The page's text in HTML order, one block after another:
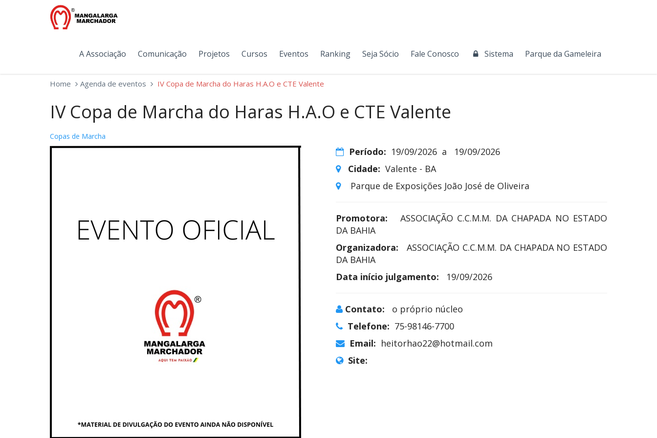
A Associação Comunicação Projetos Cursos Eventos Ranking Seja Sócio Fale Conosco Sistema Parque da Gameleira
Home Agenda de eventos IV Copa de Marcha do Haras H.A.O e CTE Valente
IV Copa de Marcha do Haras H.A.O e CTE Valente
Copas de Marcha
Período: 19/09/2026 a 19/09/2026
Cidade: Valente - BA
Parque de Exposições João José de Oliveira
Promotora:
ASSOCIAÇÃO C.C.M.M. DA CHAPADA NO ESTADO
DA BAHIA
Organizadora:
ASSOCIAÇÃO C.C.M.M. DA CHAPADA NO ESTADO
DA BAHIA
Data início julgamento:
19/09/2026
Contato:
o próprio núcleo
Telefone: 75-98146-7700
Email: heitorhao22@hotmail.com
Site: